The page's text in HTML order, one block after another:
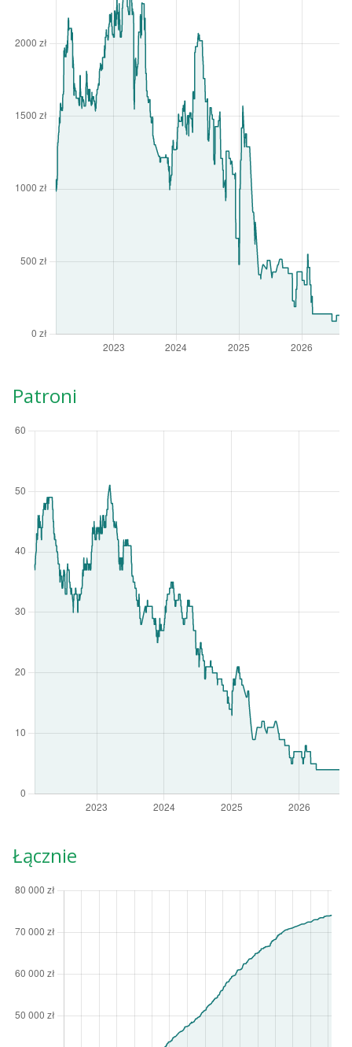
Patroni
Łącznie